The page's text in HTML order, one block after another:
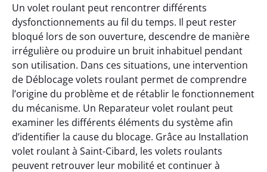
Un volet roulant peut rencontrer différents
dysfonctionnements au fil du temps. Il peut rester
bloqué lors de son ouverture, descendre de manière
irrégulière ou produire un bruit inhabituel pendant
son utilisation. Dans ces situations, une intervention
de Déblocage volets roulant permet de comprendre
l’origine du problème et de rétablir le fonctionnement
du mécanisme. Un Reparateur volet roulant peut
examiner les différents éléments du système afin
d’identifier la cause du blocage. Grâce au Installation
volet roulant à Saint-Cibard, les volets roulants
peuvent retrouver leur mobilité et continuer à